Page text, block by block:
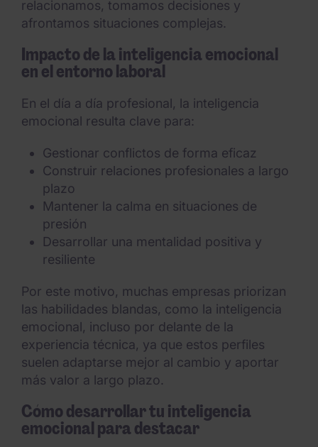
relacionamos, tomamos decisiones y
afrontamos situaciones complejas.
Impacto de la inteligencia emocional
en el entorno laboral
En el día a día profesional, la inteligencia
emocional resulta clave para:
Gestionar conflictos de forma eficaz
Construir relaciones profesionales a largo
plazo
Mantener la calma en situaciones de
presión
Desarrollar una mentalidad positiva y
resiliente
Por este motivo, muchas empresas priorizan
las habilidades blandas, como la inteligencia
emocional, incluso por delante de la
experiencia técnica, ya que estos perfiles
suelen adaptarse mejor al cambio y aportar
más valor a largo plazo.
Cómo desarrollar tu inteligencia
emocional para destacar